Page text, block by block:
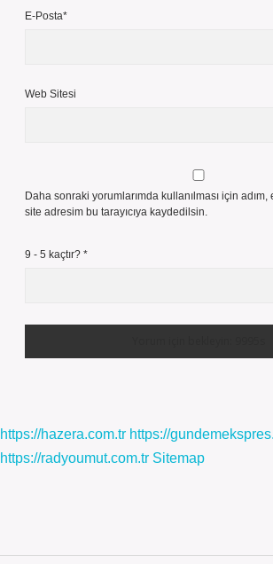
E-Posta*
Web Sitesi
Daha sonraki yorumlarımda kullanılması için
site adresim bu tarayıcıya kaydedilsin.
9 - 5 kaçtır? *
https://hazera.com.tr https://
https://radyoumut.com.tr Sitemap